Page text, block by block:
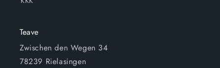
Teave
Zwischen den Wegen 34
78239 Rielasingen